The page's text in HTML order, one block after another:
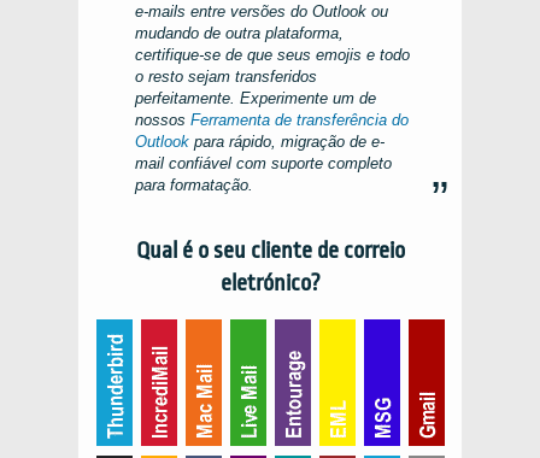
e-mails entre versões do Outlook ou
mudando de outra plataforma,
certifique-se de que seus emojis e todo
o resto sejam transferidos
perfeitamente. Experimente um de
nossos Ferramenta de transferência do
Outlook para rápido, migração de e-
mail confiável com suporte completo
para formatação.
Qual é o seu cliente de correio
eletrónico?